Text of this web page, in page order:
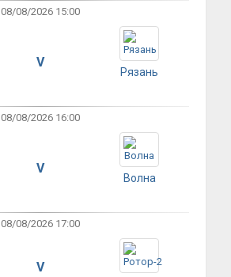
08/08/2026 15:00
V
Рязань
08/08/2026 16:00
V
Волна
08/08/2026 17:00
V